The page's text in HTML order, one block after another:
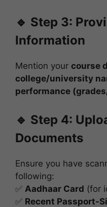
🔹 Step 3:
Information
Mention your course
college/university
performance
🔹 Step 4:
Documents
Ensure you have
following:
✅ Aadhaar Card (for
✅ Recent Passport-